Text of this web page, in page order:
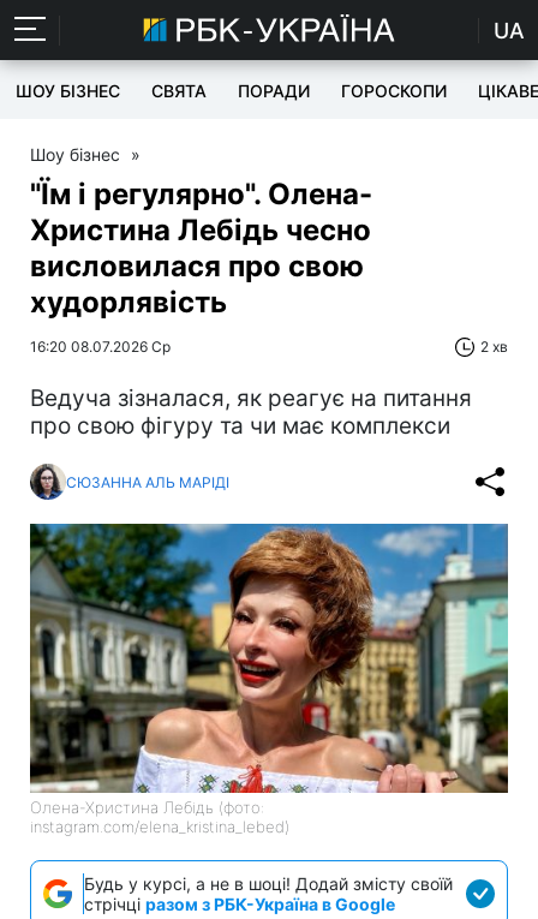
UA
ШОУ БІЗНЕС СВЯТА ПОРАДИ ГОРОСКОПИ ЦІКАВЕ
Шоу бізнес »
"Їм і регулярно". Олена-
Христина Лебідь чесно
висловилася про свою
худорлявість
16:20 08.07.2026 Ср 2 хв
Ведуча зізналася, як реагує на питання
про свою фігуру та чи має комплекси
СЮЗАННА АЛЬ МАРІДІ
Олена-Христина Лебідь (фото:
instagram.com/elena_kristina_lebed)
Будь у курсі, а не в шоці! Додай змісту своїй
стрічці разом з РБК-Україна в Google